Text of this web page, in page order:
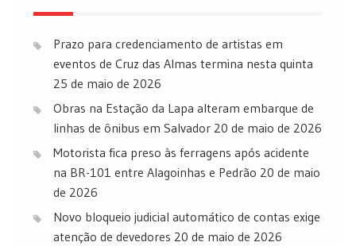
Prazo para credenciamento de artistas em
eventos de Cruz das Almas termina nesta quinta
25 de maio de 2026
Obras na Estação da Lapa alteram embarque de
linhas de ônibus em Salvador 20 de maio de 2026
Motorista fica preso às ferragens após acidente
na BR-101 entre Alagoinhas e Pedrão 20 de maio
de 2026
Novo bloqueio judicial automático de contas exige
atenção de devedores 20 de maio de 2026